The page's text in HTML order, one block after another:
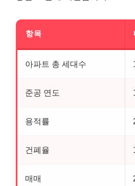
항목
아파트 총 세대수
준공 연도
용적률
건폐율
매매